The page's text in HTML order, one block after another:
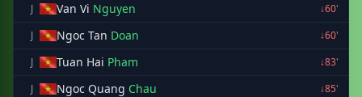
J
Van Vi Nguyen
↓60'
J
Ngoc Tan Doan
↓60'
J
Tuan Hai Pham
↓83'
J
Ngoc Quang Chau ↓85'